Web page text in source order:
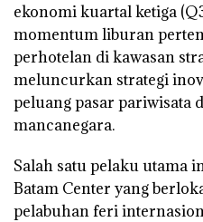
ekonomi kuartal ketiga
momentum liburan
perhotelan di kawasan
meluncurkan strategi
peluang pasar pariwisata
mancanegara.
Salah satu pelaku utama
Batam Center yang
pelabuhan feri